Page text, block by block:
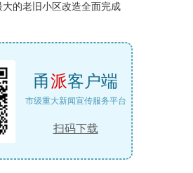
的老旧小区改造全面完成
甬派客户端
市级重大新闻宣传服务平台
扫码下载